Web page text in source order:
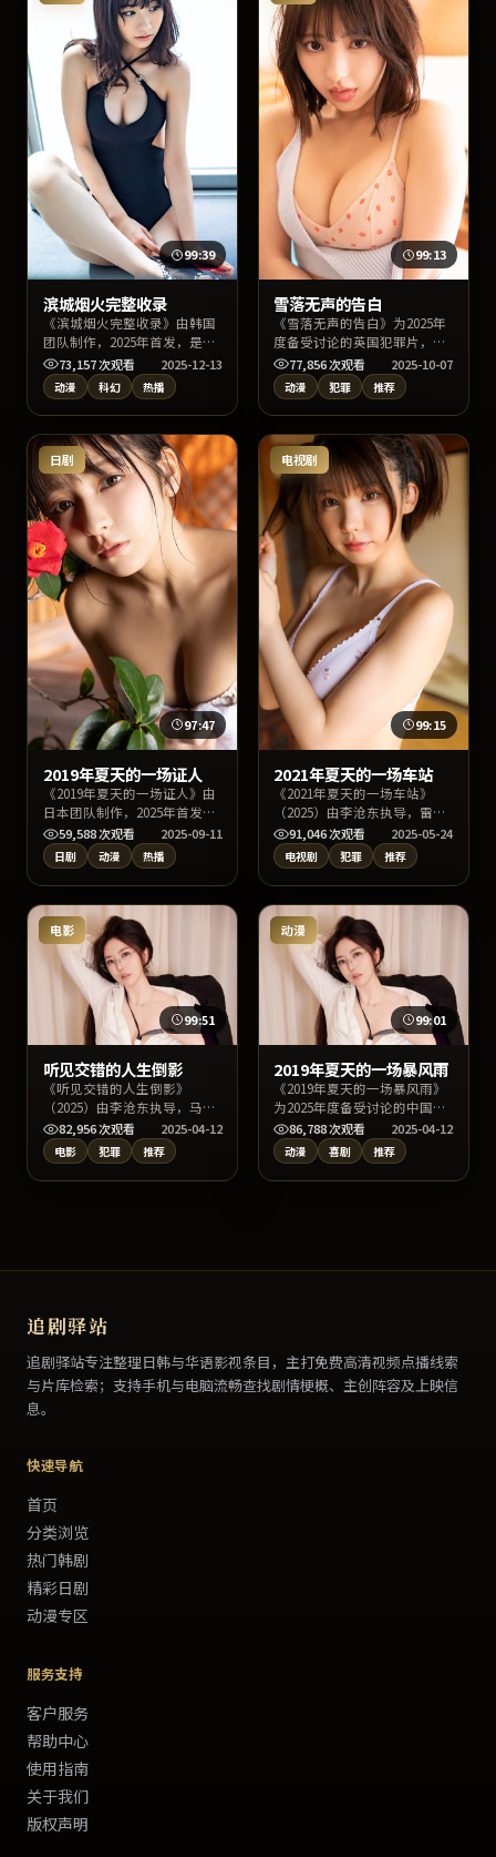
99:39
滨城烟火完整收录
《滨城烟火完整收录》由韩国
团队制作，2025年首发，是枝
裕和任导演，孔刘、苍井优、
张子枫担纲核心角色。故事围
绕一场意外事件展开连锁反
应，画面构图讲究，亦适合影
视爱好者做拉片学习。
73,157次观看 2025-12-13
动漫 科幻 热播
99:13
雪落无声的告白
《雪落无声的告白》为2025年
度备受讨论的英国犯罪片，主
演张子枫、朴宝剑、姚晨与导
演是枝裕和的合作火花十足。
影片在情节反转与人物动机刻
画上均有亮点，适宜深夜沉浸
式追剧或周末家庭观影。
77,856次观看 2025-10-07
动漫 犯罪 推荐
日剧
97:47
2019年夏天的一场证人
《2019年夏天的一场证人》由
日本团队制作，2025年首发，
李沧东任导演，铃木亮平、沈
腾、苍井优担纲核心角色。故
事围绕一场意外事件展开连锁
反应，画面构图讲究，亦适合
影视爱好者做拉片学习。
59,588次观看 2025-09-11
日剧 动漫 热播
电视剧
99:15
2021年夏天的一场车站
《2021年夏天的一场车站》
（2025）由李沧东执导，雷佳
音、赵寅成、周迅主演，类型
定位为中国大陆犯罪电视剧。
故事线索清晰、节奏利落，兼
具类型片娱乐性与审美表达，
推荐大屏幕或投影环境下观
看。
91,046次观看 2025-05-24
电视剧 犯罪 推荐
电影
99:51
听见交错的人生倒影
《听见交错的人生倒影》
（2025）由李沧东执导，马
丽、朴宝剑、倪妮主演，类型
定位为泰国犯罪电影。故事线
索清晰、节奏利落，兼具类型
片娱乐性与审美表达，推荐大
82,956次观看 2025-04-12
电影 犯罪 推荐
动漫
99:01
2019年夏天的一场暴风雨
《2019年夏天的一场暴风雨》
为2025年度备受讨论的中国香
港喜剧片，主演铃木亮平、李
秉宪、周迅与导演文牧野的合
作火花十足。影片在情节反转
与人物动机刻画上均有亮点，
86,788次观看 2025-04-12
动漫 喜剧 推荐
追剧驿站
追剧驿站专注整理日韩与华语影视条目，主打免费高清视频点播线索
与片库检索；支持手机与电脑流畅查找剧情梗概、主创阵容及上映信
息。
快速导航
首页
分类浏览
热门韩剧
精彩日剧
动漫专区
服务支持
客户服务
帮助中心
使用指南
关于我们
版权声明